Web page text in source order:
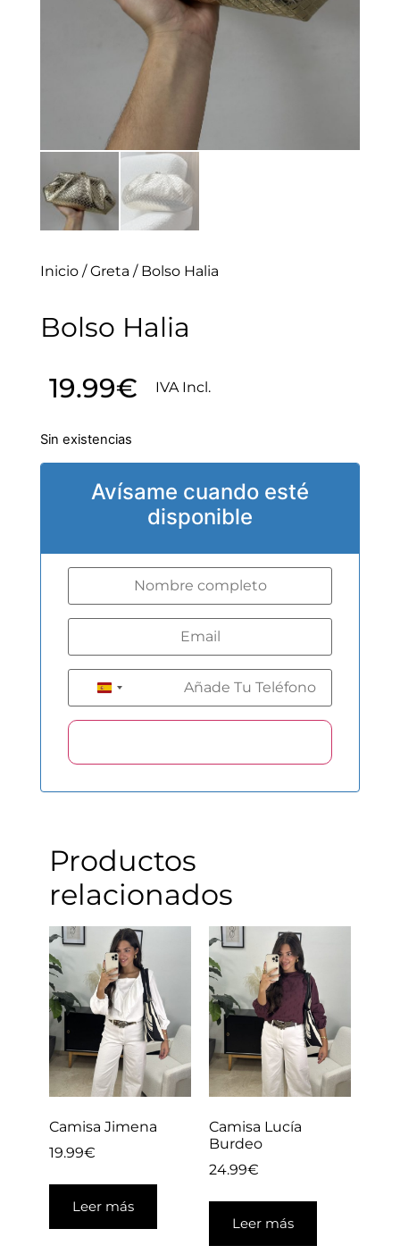
Inicio/Greta / Bolso Halia
Bolso Halia
19.99€ IVA Incl.
Sin existencias
Avísame cuando esté
disponible
Spain +34
Productos
relacionados
Camisa Jimena
19.99€
Leer más
Camisa Lucía
Burdeo
24.99€
Leer más